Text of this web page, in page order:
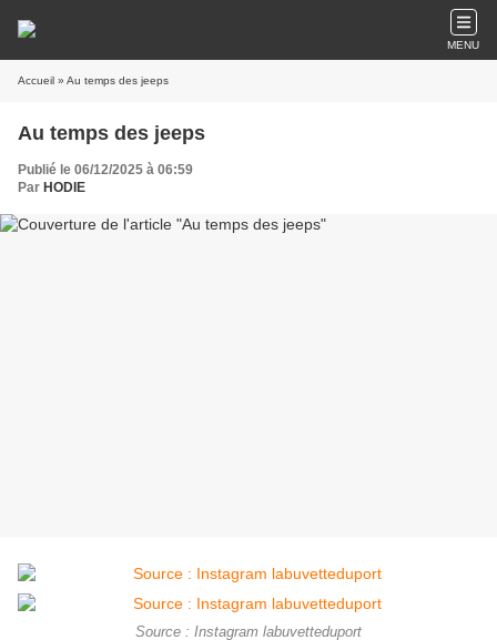
MENU
Accueil » Au temps des jeeps
Au temps des jeeps
Publié le 06/12/2025 à 06:59
Par HODIE
Source : Instagram labuvetteduport